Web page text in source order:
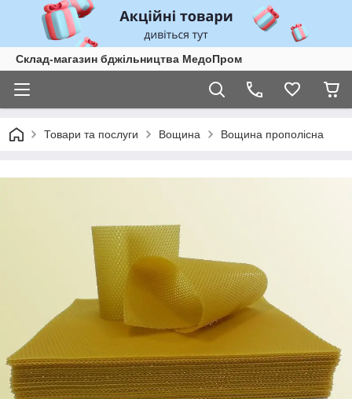
Склад-магазин бджільництва МедоПром
Товари та послуги Вощина Вощина прополісна